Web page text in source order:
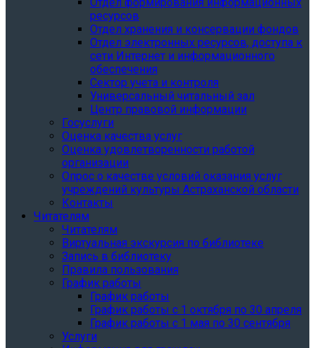
ресурсов
Отдел хранения и консервации фондов
Отдел электронных ресурсов, доступа к
сети Интернет и информационного
обеспечения
Сектор учета и контроля
Универсальный читальный зал
Центр правовой информации
Госуслуги
Оценка качества услуг
Оценка удовлетворенности работой
организации
Опрос о качестве условий оказания услуг
учреждений культуры Астраханской области
Контакты
Читателям
Читателям
Виртуальная экскурсия по библиотеке
Запись в библиотеку
Правила пользования
График работы
График работы
График работы с 1 октября по 30 апреля
График работы с 1 мая по 30 сентября
Услуги